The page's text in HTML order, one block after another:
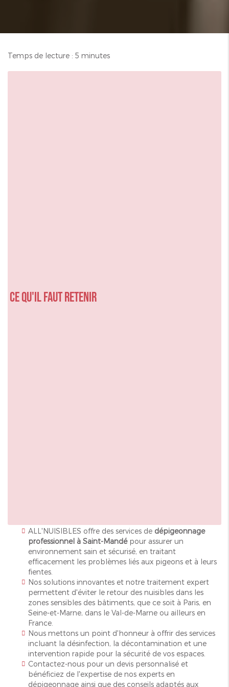
Temps de lecture : 5 minutes
Ce qu'il faut retenir
ALL'NUISIBLES offre des services de dépigeonnage
professionnel à Saint-Mandépour assurer un
environnement sain et sécurisé, en traitant
efficacement les problèmes liés aux pigeons et à leurs
fientes.
Nos solutions innovantes et notre traitement expert
permettent d'éviter le retour des nuisibles dans les
zones sensibles des bâtiments, que ce soit à Paris, en
Seine-et-Marne, dans le Val-de-Marne ou ailleurs en
France.
Nous mettons un point d'honneur à offrir des services
incluant la désinfection, la décontamination et une
intervention rapide pour la sécurité de vos espaces.
Contactez-nous pour un devis personnalisé et
bénéficiez de l'expertise de nos experts en
dépigeonnage ainsi que des conseils adaptés aux